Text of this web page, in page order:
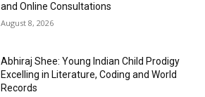
and Online Consultations
August 8, 2026
Abhiraj Shee: Young Indian Child Prodigy
Excelling in Literature, Coding and World
Records